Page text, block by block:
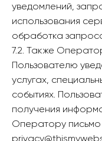
уведомлений,
использования
обработка
7.2. Также
Пользователю
услугах,
событиях.
получения
Оператору